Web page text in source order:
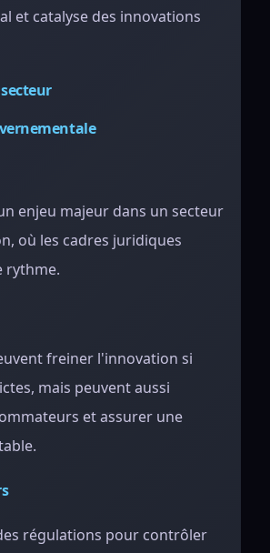
et catalyse des innovations
enjeu majeur dans un secteur
où les cadres juridiques
rythme.
freiner l'innovation si
mais peuvent aussi
et assurer une
régulations pour contrôler